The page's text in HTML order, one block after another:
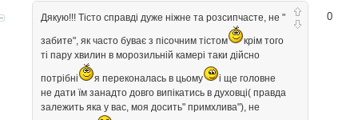
0
Дякую!!! Тісто справді дуже ніжне та розсипчасте, не "
забите", як часто буває з пісочним тістом
крім того
ті пару хвилин в морозильній камері таки дійсно
потрібні я переконалась в цьому
і ще головне
не дати їм занадто довго випікатись в духовці( правда
залежить яка у вас, моя досить" примхлива"), не